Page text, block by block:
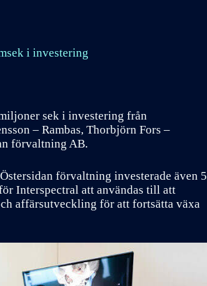
i investering
sek i investering från
– Rambas, Thorbjörn Fors –
förvaltning AB.
förvaltning investerade även 5
Interspectral att användas till att
affärsutveckling för att fortsätta växa